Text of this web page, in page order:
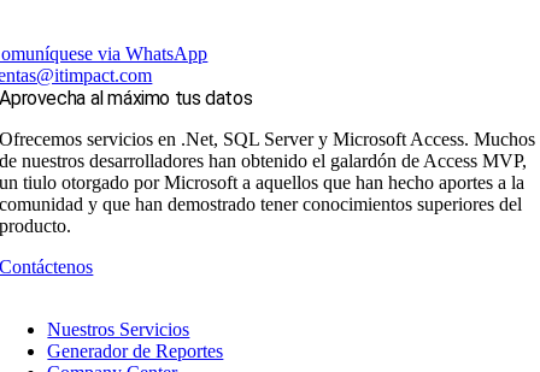
via WhatsApp
Aprovecha al máximo tus datos
Ofrecemos servicios en .Net, SQL Server y Microsoft Access. Muchos
de nuestros desarrolladores han obtenido el galardón de Access MVP,
un tiulo otorgado por Microsoft a aquellos que han hecho aportes a la
comunidad y que han demostrado tener conocimientos superiores del
producto.
Contáctenos
Nuestros Servicios
Generador de Reportes